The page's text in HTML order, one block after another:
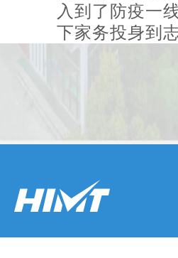
入到了防疫一
下家务投身到
资、跑腿代购
作，阻断病毒
病毒散去，春